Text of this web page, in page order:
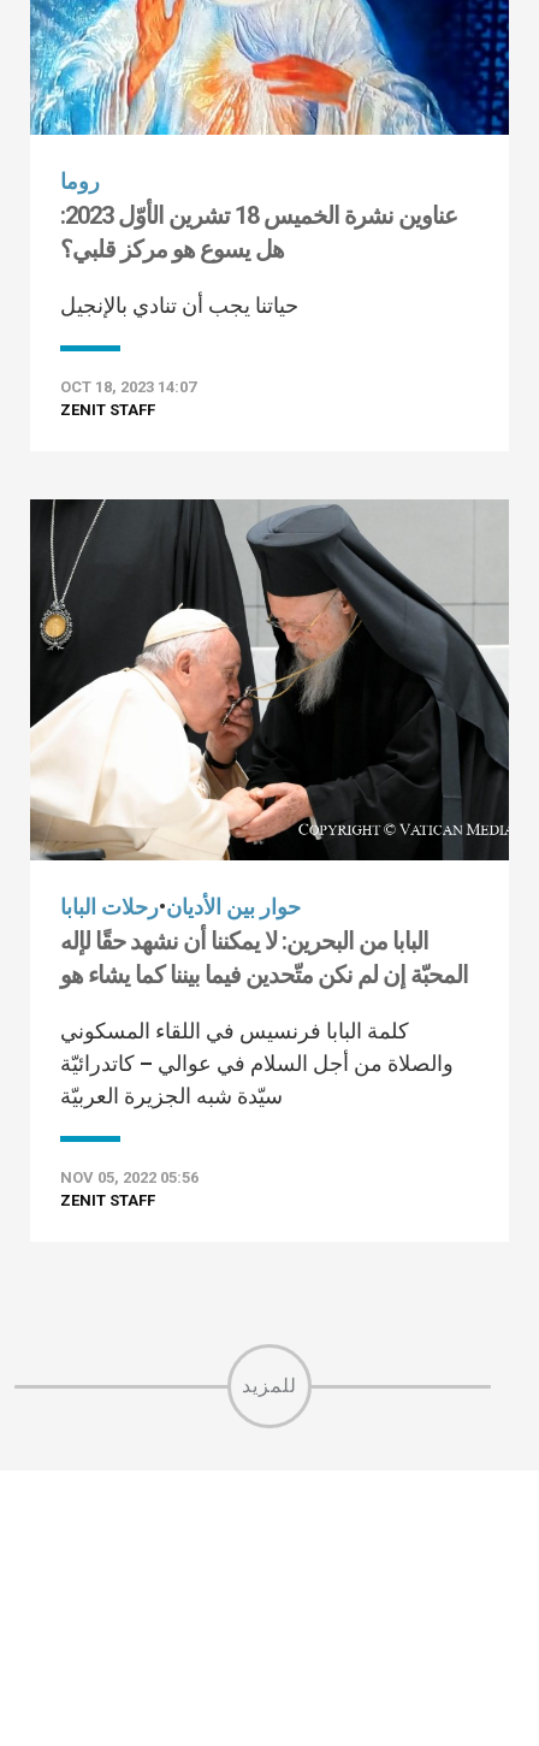
روما
عناوين نشرة الخميس 18 تشرين الأوّل 2023:
هل يسوع هو مركز قلبي؟
حياتنا يجب أن تنادي بالإنجيل
OCT 18, 2023 14:07
ZENIT STAFF
حوار بين الأديان•رحلات البابا
البابا من البحرين: لا يمكننا أن نشهد حقًا لإله
المحبّة إن لم نكن متّحدين فيما بيننا كما يشاء هو
كلمة البابا فرنسيس في اللقاء المسكوني
والصلاة من أجل السلام في عوالي – كاتدرائيّة
سيّدة شبه الجزيرة العربيّة
NOV 05, 2022 05:56
ZENIT STAFF
للمزيد